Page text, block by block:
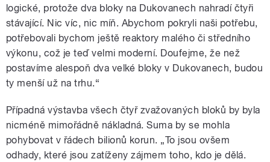
logické, protože dva bloky na Dukovanech nahradí čtyři
stávající. Nic víc, nic míň. Abychom pokryli naši potřebu,
potřebovali bychom ještě reaktory malého či středního
výkonu, což je teď velmi moderní. Doufejme, že než
postavíme alespoň dva velké bloky v Dukovanech, budou
ty menší už na trhu.“
Případná výstavba všech čtyř zvažovaných bloků by byla
nicméně mimořádně nákladná. Suma by se mohla
pohybovat v řádech bilionů korun. „To jsou ovšem
odhady, které jsou zatíženy zájmem toho, kdo je dělá.